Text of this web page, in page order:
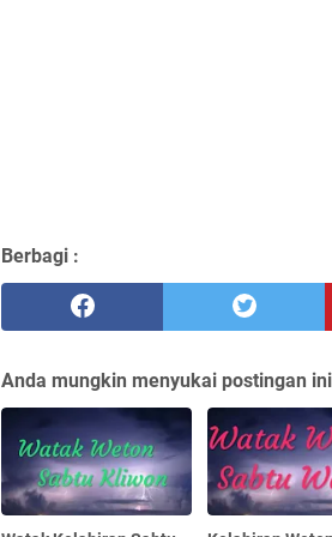
Berbagi :
Anda mungkin menyukai postingan